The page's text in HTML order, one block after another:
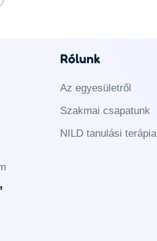
Rólunk
Az egyesületről
Szakmai csapatunk
NILD tanulási terápia